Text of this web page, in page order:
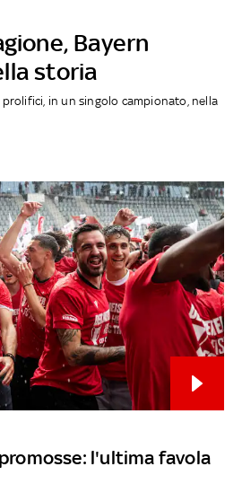
Bayern
storia
in un singolo campionato, nella
l'ultima favola